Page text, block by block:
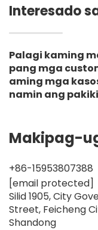
Interesado
Palagi kaming
pang mga
aming mga
namin ang
Makipag-
+86-15953807388
[email protected]
Silid 1905, City
Street, Feicheng
Shandong